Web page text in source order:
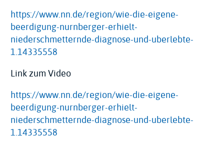
https://www.nn.de/region/wie-die-eigene-
beerdigung-nurnberger-erhielt-
niederschmetternde-diagnose-und-uberlebte-
1.14335558
Link zum Video
https://www.nn.de/region/wie-die-eigene-
beerdigung-nurnberger-erhielt-
niederschmetternde-diagnose-und-uberlebte-
1.14335558